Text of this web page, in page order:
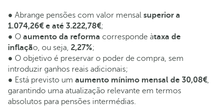
● Abrange pensões com valor mensal superior a
1.074,26€ e até 3.222,78€;
● O aumento da reforma corresponde àtaxa de
inflação, ou seja, 2,27%;
● O objetivo é preservar o poder de compra, sem
introduzir ganhos reais adicionais;
● Está previsto um aumento mínimo mensal de 30,08€,
garantindo uma atualização relevante em termos
absolutos para pensões intermédias.